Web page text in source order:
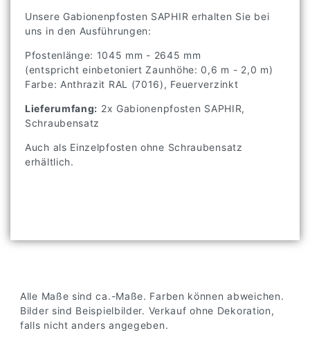
Unsere Gabionenpfosten SAPHIR erhalten Sie bei
uns in den Ausführungen:
Pfostenlänge: 1045 mm - 2645 mm
(entspricht einbetoniert Zaunhöhe: 0,6 m - 2,0 m)
Farbe: Anthrazit RAL (7016), Feuerverzinkt
Lieferumfang: 2x Gabionenpfosten SAPHIR,
Schraubensatz
Auch als Einzelpfosten ohne Schraubensatz
erhältlich.
Alle Maße sind ca.-Maße. Farben können abweichen.
Bilder sind Beispielbilder. Verkauf ohne Dekoration,
falls nicht anders angegeben.